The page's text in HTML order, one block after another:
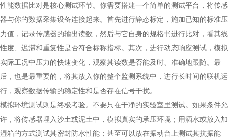
性能数据比对是核心测试环节。你需要搭建一个简单的测试平台，将传感
器与你的数据采集设备连接起来。首先进行静态标定，施加已知的标准压
力值，记录传感器的输出读数，然后与它自身的规格书进行比对，看其线
性度、迟滞和重复性是否符合标称指标。其次，进行动态响应测试，模拟
实际工况中压力的快速变化，观察其读数是否能及时、准确地跟随。最
后，也是最重要的，将其放入你的整个监测系统中，进行长时间的联机运
行，观察数据传输的稳定性和是否存在信号干扰。
模拟环境测试则是终极考验。不要只在干净的实验室里测试。如果条件允
许，将传感器埋入沙土或泥土中，模拟真实的承压环境；用洒水或放入加
湿箱的方式测试其密封防水性能；甚至可以放在振动台上测试其抗振能